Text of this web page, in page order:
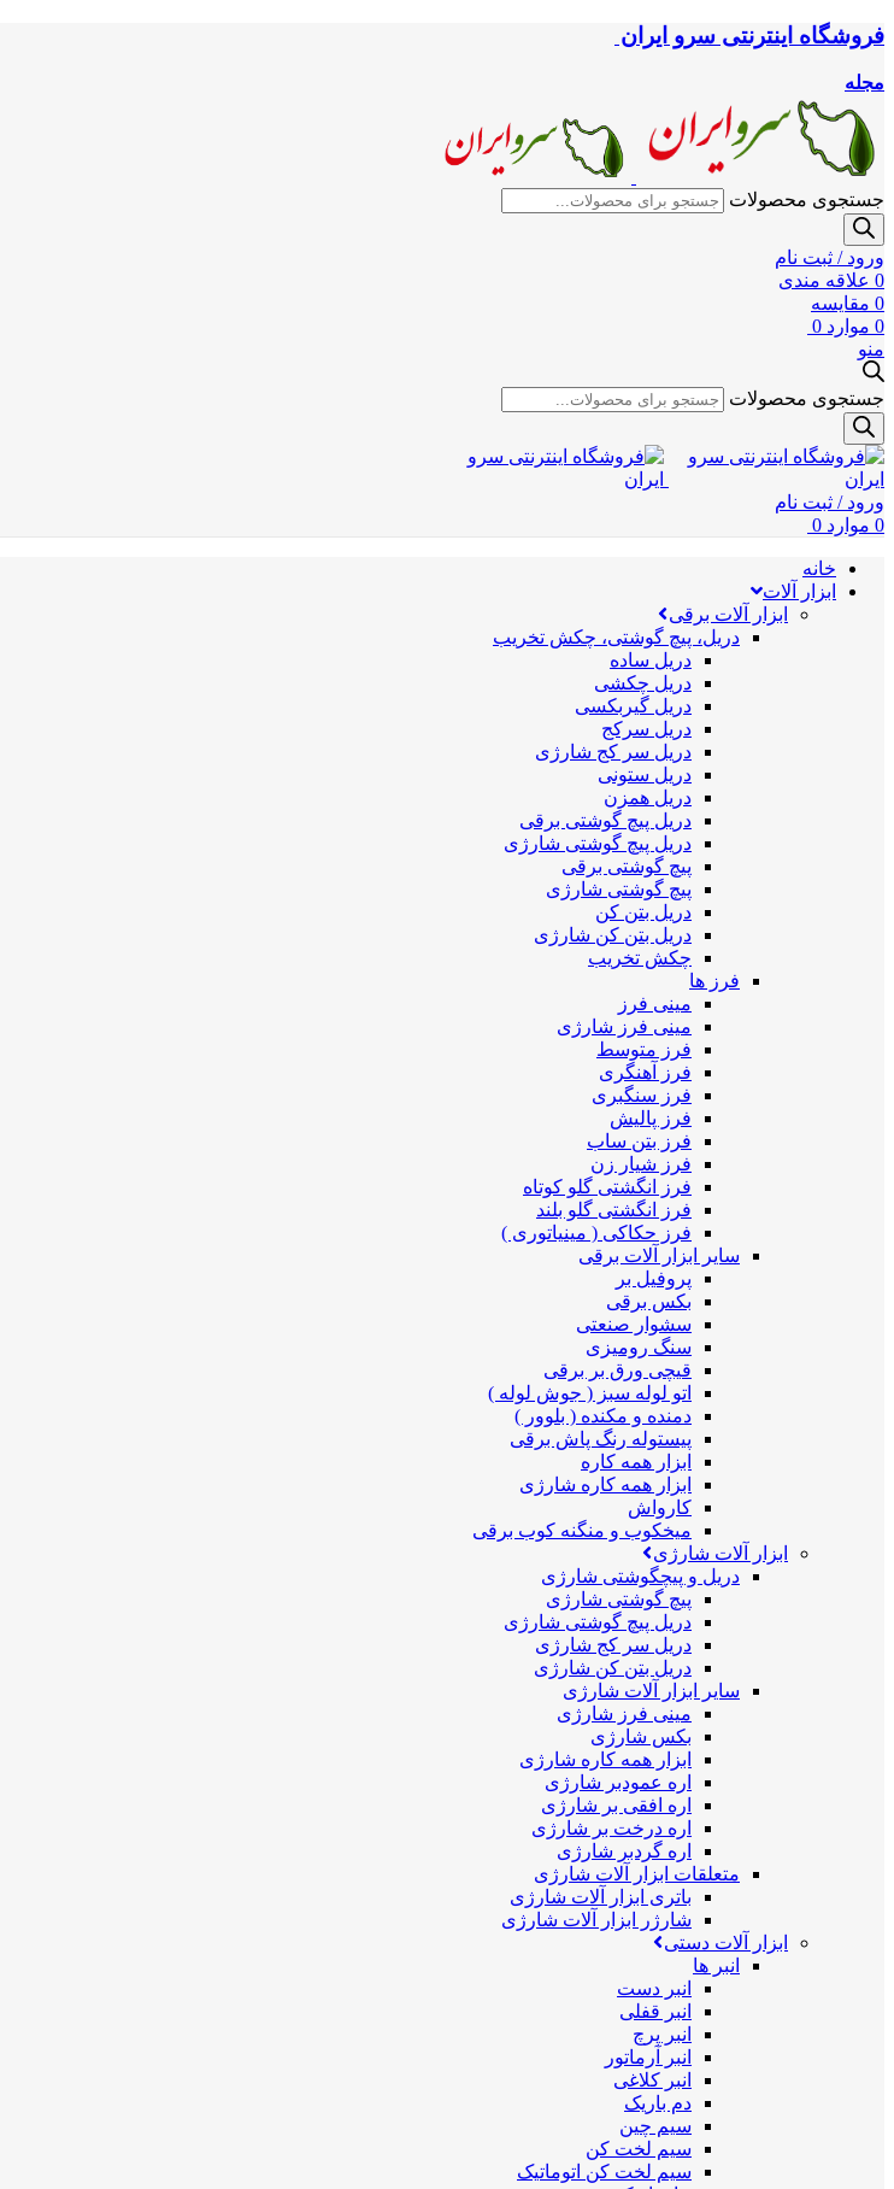
فروشگاه اینترنتی سرو ایران
مجله
جستجوی محصولات
ورود / ثبت نام
0 علاقه مندی
0 مقایسه
0 موارد 0
منو
جستجوی محصولات
ورود / ثبت نام
0 موارد 0
خانه
ابزار آلات
ابزار آلات برقی
دریل، پیچ گوشتی، چکش تخریب
دریل ساده
دریل چکشی
دریل گیربکسی
دریل سرکج
دریل سر کج شارژی
دریل ستونی
دریل همزن
دریل پیچ گوشتی برقی
دریل پیچ گوشتی شارژی
پیچ گوشتی برقی
پیچ گوشتی شارژی
دریل بتن کن
دریل بتن کن شارژی
چکش تخریب
فرز ها
مینی فرز
مینی فرز شارژی
فرز متوسط
فرز آهنگری
فرز سنگبری
فرز پالیش
فرز بتن ساب
فرز شیار زن
فرز انگشتی گلو کوتاه
فرز انگشتی گلو بلند
فرز حکاکی ( مینیاتوری )
سایر ابزار آلات برقی
پروفیل بر
بکس برقی
سشوار صنعتی
سنگ رومیزی
قیچی ورق بر برقی
اتو لوله سبز ( جوش لوله )
دمنده و مکنده ( بلوور )
پیستوله رنگ پاش برقی
ابزار همه کاره
ابزار همه کاره شارژی
کارواش
میخکوب و منگنه کوب برقی
ابزار آلات شارژی
دریل و پیچگوشتی شارژی
پیچ گوشتی شارژی
دریل پیچ گوشتی شارژی
دریل سر کج شارژی
دریل بتن کن شارژی
سایر ابزار آلات شارژی
مینی فرز شارژی
بکس شارژی
ابزار همه کاره شارژی
اره عمودبر شارژی
اره افقی بر شارژی
اره درخت بر شارژی
اره گردبر شارژی
متعلقات ابزار آلات شارژی
باتری ابزار آلات شارژی
شارژر ابزار آلات شارژی
ابزار آلات دستی
انبر ها
انبر دست
انبر قفلی
انبر پرچ
انبر آرماتور
انبر کلاغی
دم باریک
سیم چین
سیم لخت کن
سیم لخت کن اتوماتیک